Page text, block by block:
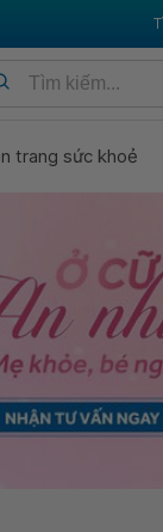
trang sức khoẻ